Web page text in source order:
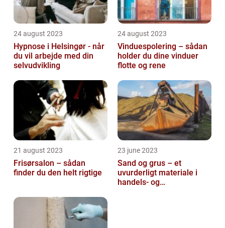
24 august 2023
Hypnose i Helsingør - når
du vil arbejde med din
selvudvikling
24 august 2023
Vinduespolering – sådan
holder du dine vinduer
flotte og rene
21 august 2023
Frisørsalon – sådan
finder du den helt rigtige
23 june 2023
Sand og grus – et
uvurderligt materiale i
handels- og